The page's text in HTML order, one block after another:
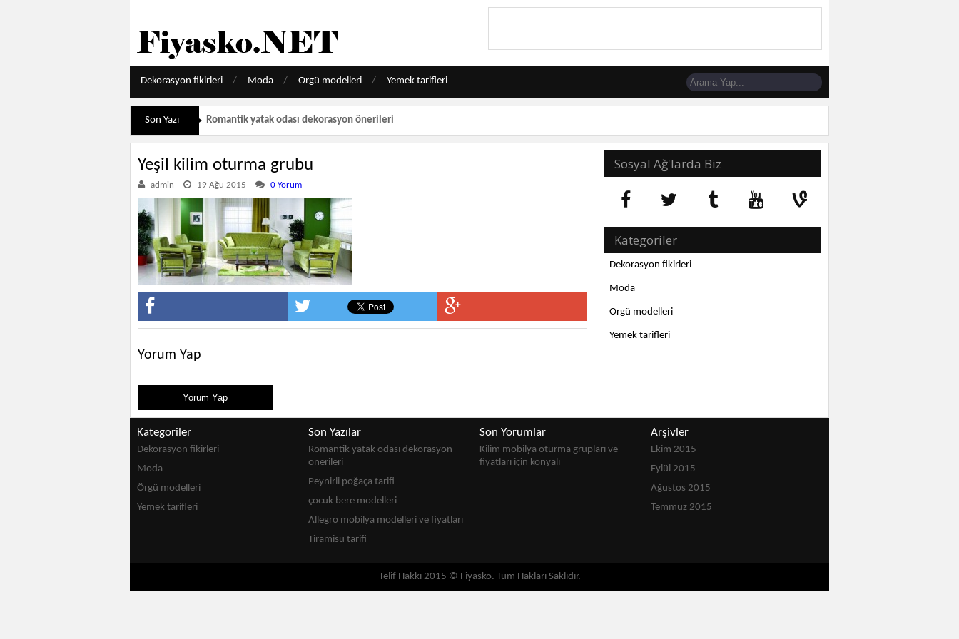
Dekorasyon fikirleri Moda Örgü modelleri Yemek tarifleri
Son Yazı Romantik yatak odası dekorasyon önerileri
Yeşil kilim oturma grubu
admin 19 Ağu 2015 0 Yorum
Yorum Yap
Sosyal Ağ'larda Biz
Kategoriler
Dekorasyon fikirleri
Moda
Örgü modelleri
Yemek tarifleri
Kategoriler
Dekorasyon fikirleri
Moda
Örgü modelleri
Yemek tarifleri
Son Yazılar
Romantik yatak odası dekorasyon
önerileri
Peynirli poğaça tarifi
çocuk bere modelleri
Allegro mobilya modelleri ve fiyatları
Tiramisu tarifi
Son Yorumlar
Kilim mobilya oturma grupları ve
fiyatları için konyalı
Arşivler
Ekim 2015
Eylül 2015
Ağustos 2015
Temmuz 2015
Telif Hakkı 2015 © Fiyasko. Tüm Hakları Saklıdır.